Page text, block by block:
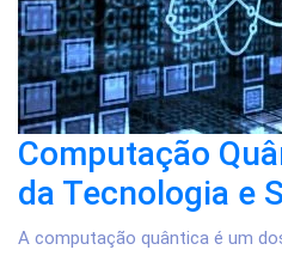
Computação
da Tecnologia e
A computação quântica é um